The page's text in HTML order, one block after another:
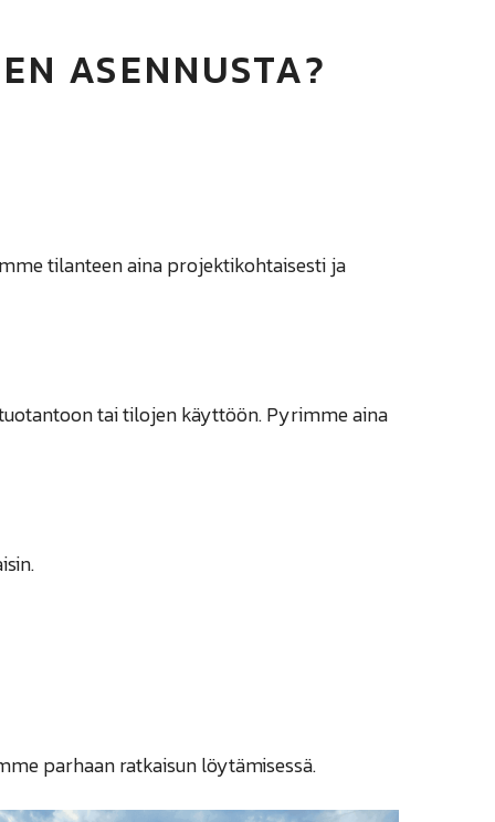
ASENNUSTA?
tilanteen aina projektikohtaisesti ja
tai tilojen käyttöön. Pyrimme aina
parhaan ratkaisun löytämisessä.